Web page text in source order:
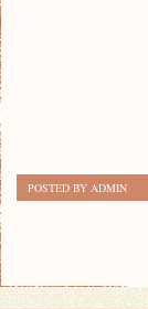
POSTED BY ADMIN